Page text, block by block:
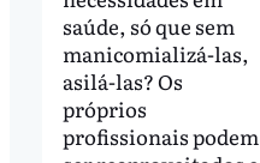
saúde, só que sem
manicomializá-las,
asilá-las? Os
próprios
profissionais podem